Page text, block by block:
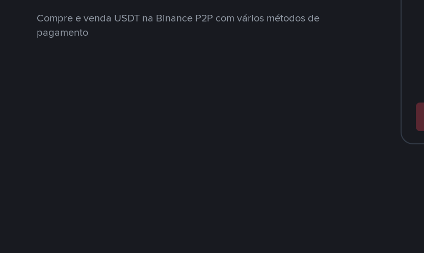
Compre e venda USDT na Binance P2P com vários métodos de
pagamento